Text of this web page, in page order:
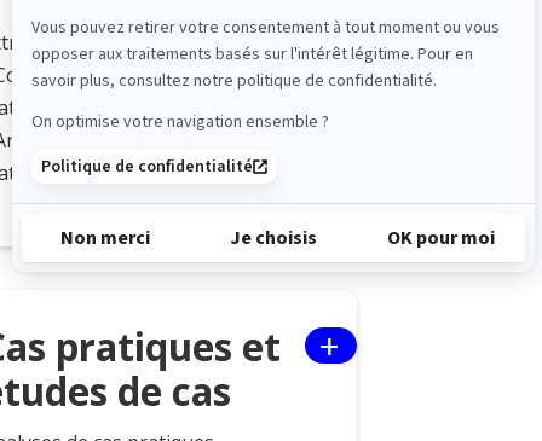
et modèles d'attribution
des modèles
et interprétation des rapports
pratiques et
de cas
+